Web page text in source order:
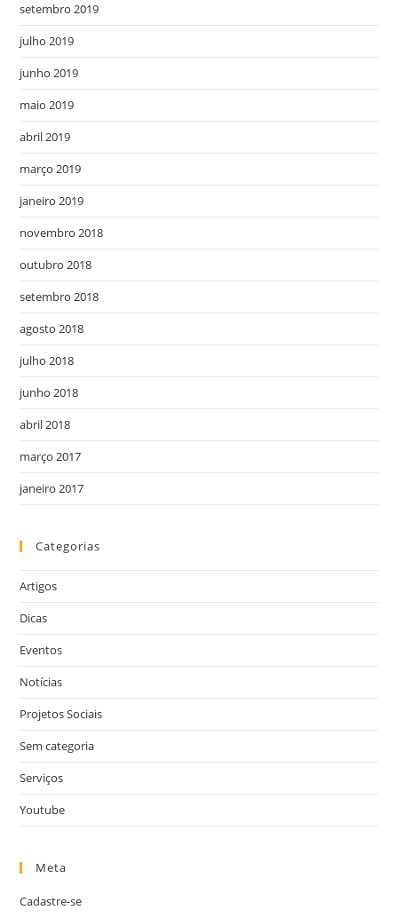
setembro 2019
julho 2019
junho 2019
maio 2019
abril 2019
março 2019
janeiro 2019
novembro 2018
outubro 2018
setembro 2018
agosto 2018
julho 2018
junho 2018
abril 2018
março 2017
janeiro 2017
Categorias
Artigos
Dicas
Eventos
Notícias
Projetos Sociais
Sem categoria
Serviços
Youtube
Meta
Cadastre-se